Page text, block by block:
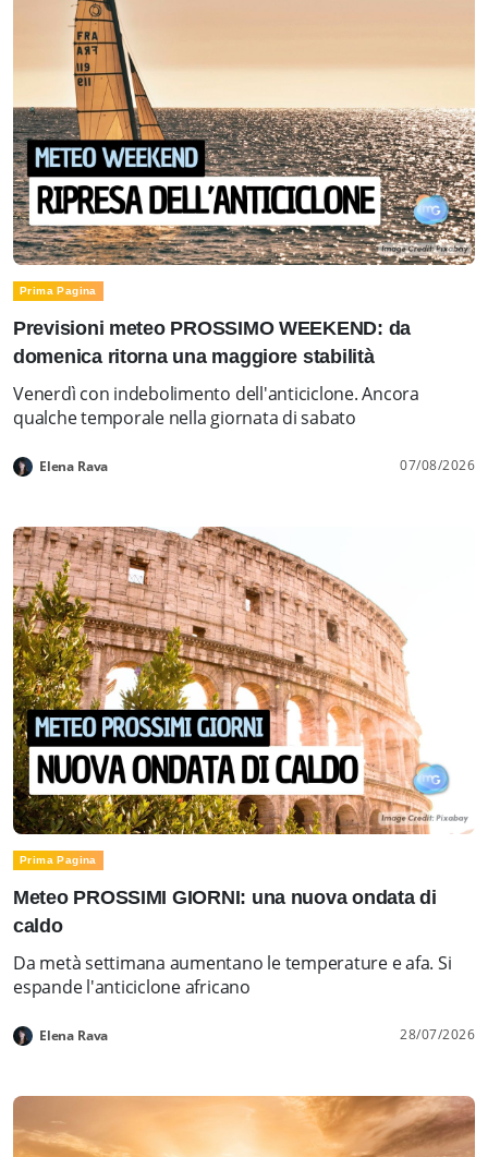
Prima Pagina
Previsioni meteo PROSSIMO WEEKEND: da
domenica ritorna una maggiore stabilità
Venerdì con indebolimento dell'anticiclone. Ancora
qualche temporale nella giornata di sabato
Elena Rava 07/08/2026
Prima Pagina
Meteo PROSSIMI GIORNI: una nuova ondata di
caldo
Da metà settimana aumentano le temperature e afa. Si
espande l'anticiclone africano
Elena Rava 28/07/2026